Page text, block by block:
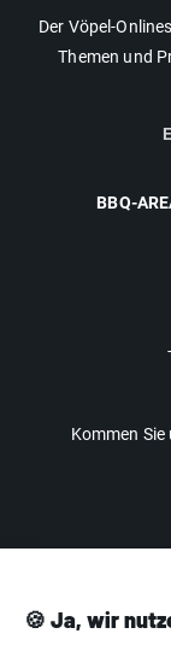
🍪 Ja, wir
Der Vöpel-
Themen und
BBQ-
Kommen